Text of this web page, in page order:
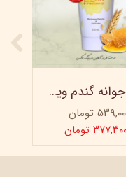
کرم جوانه گندم ویتابلا - تیوپی 60 میلی‌ لیتر
تومان
تومان